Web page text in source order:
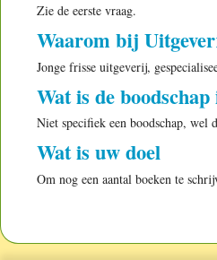
Zie de eerste vraag.
Waarom bij
Jonge frisse uitgeverij,
Wat is de
Niet specifiek een boodschap, wel
Wat is uw doel
Om nog een aantal boeken te